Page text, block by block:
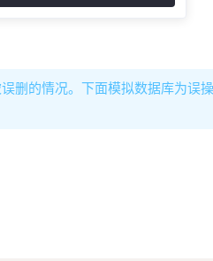
删的情况。下面模拟数据库为误